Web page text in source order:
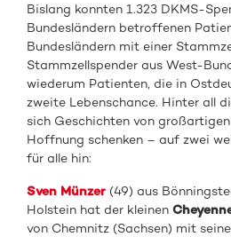
Bislang konnten 1.323 DKMS-
Bundesländern betroffenen
Bundesländern mit einer
Stammzellspender aus West-
wiederum Patienten, die in
zweite Lebenschance. Hinter all
sich Geschichten von
Hoffnung schenken – auf zwei
für alle hin:
Sven Münzer (49) aus
Holstein hat der kleinen
von Chemnitz (Sachsen) mit